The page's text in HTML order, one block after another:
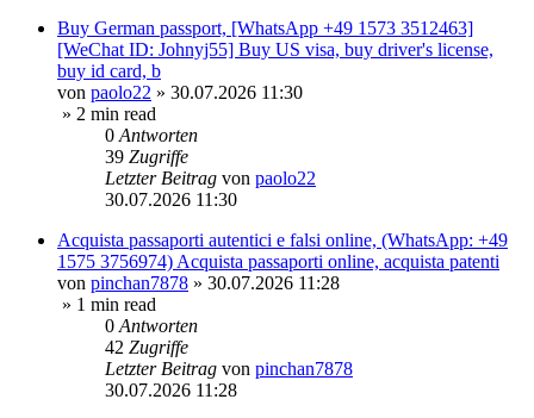
Buy German passport, [WhatsApp +49 1573 3512463]
[WeChat ID: Johnyj55] Buy US visa, buy driver's license,
buy id card, b
von paolo22 » 30.07.2026 11:30
» 2 min read
0 Antworten
39 Zugriffe
Letzter Beitrag von paolo22
30.07.2026 11:30
Acquista passaporti autentici e falsi online, (WhatsApp: +49
1575 3756974) Acquista passaporti online, acquista patenti
von pinchan7878 » 30.07.2026 11:28
» 1 min read
0 Antworten
42 Zugriffe
Letzter Beitrag von pinchan7878
30.07.2026 11:28